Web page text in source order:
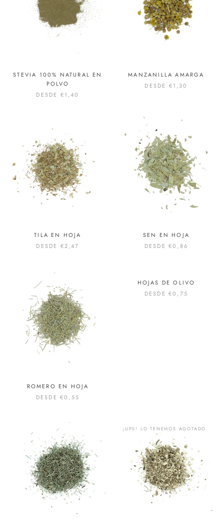
STEVIA 100% NATURAL EN
POLVO
DESDE €1,40
MANZANILLA AMARGA
DESDE €1,30
TILA EN HOJA
DESDE €2,47
SEN EN HOJA
DESDE€0,86
ROMERO EN HOJA
DESDE€0,55
HOJAS DE OLIVO
DESDE€0,75
¡UPS! LO TENEMOS AGOTADO.